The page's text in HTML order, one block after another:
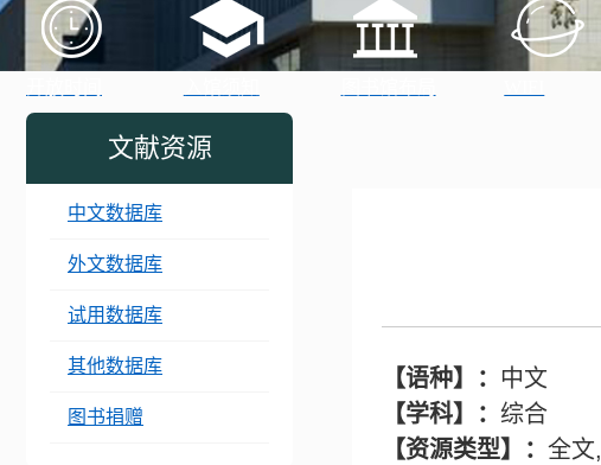
文献资源
中文数据库
外文数据库
试用数据库
其他数据库
图书捐赠
【语种】： 中文
【学科】： 综合
【资源类型】： 全文,